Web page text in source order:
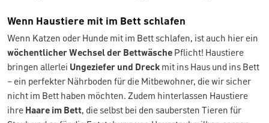
Wenn Haustiere mit im Bett schlafen
Wenn Katzen oder Hunde mit im Bett schlafen, ist auch hier ein
wöchentlicher Wechsel der Bettwäsche Pflicht! Haustiere
bringen allerlei Ungeziefer und Dreckmit ins Haus und ins Bett
– ein perfekter Nährboden für die Mitbewohner, die wir sicher
nicht im Bett haben möchten. Zudem hinterlassen Haustiere
ihre Haare im Bett, die selbst bei den saubersten Tieren für